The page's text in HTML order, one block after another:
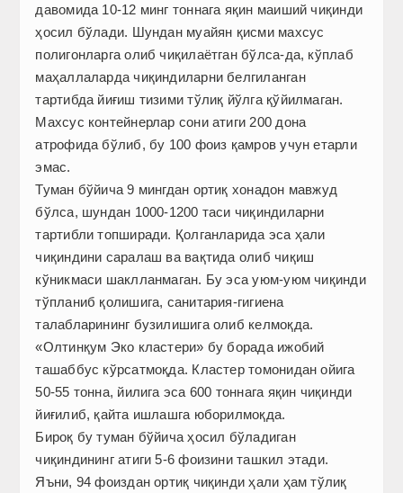
давомида 10-12 минг тоннага яқин маиший чиқинди
ҳосил бўлади. Шундан муайян қисми махсус
полигонларга олиб чиқилаётган бўлса-да, кўплаб
маҳаллаларда чиқиндиларни белгиланган
тартибда йиғиш тизими тўлиқ йўлга қўйилмаган.
Махсус контейнерлар сони атиги 200 дона
атрофида бўлиб, бу 100 фоиз қамров учун етарли
эмас.
Туман бўйича 9 мингдан ортиқ хонадон мавжуд
бўлса, шундан 1000-1200 таси чиқиндиларни
тартибли топширади. Қолганларида эса ҳали
чиқиндини саралаш ва вақтида олиб чиқиш
кўникмаси шаклланмаган. Бу эса уюм-уюм чиқинди
тўпланиб қолишига, санитария-гигиена
талабларининг бузилишига олиб келмоқда.
«Олтинқум Эко кластери» бу борада ижобий
ташаббус кўрсатмоқда. Кластер томонидан ойига
50-55 тонна, йилига эса 600 тоннага яқин чиқинди
йиғилиб, қайта ишлашга юборилмоқда.
Бироқ бу туман бўйича ҳосил бўладиган
чиқиндининг атиги 5-6 фоизини ташкил этади.
Яъни, 94 фоиздан ортиқ чиқинди ҳали ҳам тўлиқ